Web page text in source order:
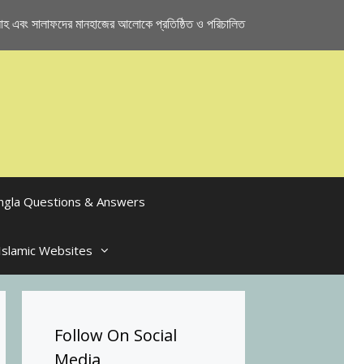
সালাফদের মানহাজের আলোকে প্রতিষ্ঠিত ও পরিচালিত
Questions & Answers
Websites
Follow On Social
Media